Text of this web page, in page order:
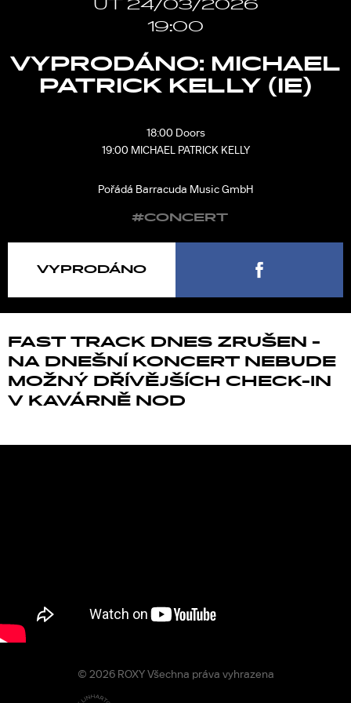
ÚT 24/03/2026
19:00
VYPRODÁNO: MICHAEL
PATRICK KELLY (IE)
18:00 Doors
19:00 MICHAEL PATRICK KELLY
Pořádá Barracuda Music GmbH
#CONCERT
VYPRODÁNO
FAST TRACK DNES ZRUŠEN -
NA DNEŠNÍ KONCERT NEBUDE
MOŽNÝ DŘÍVĚJŠÍCH CHECK-IN
V KAVÁRNĚ NOD
© 2026 ROXY Všechna práva vyhrazena